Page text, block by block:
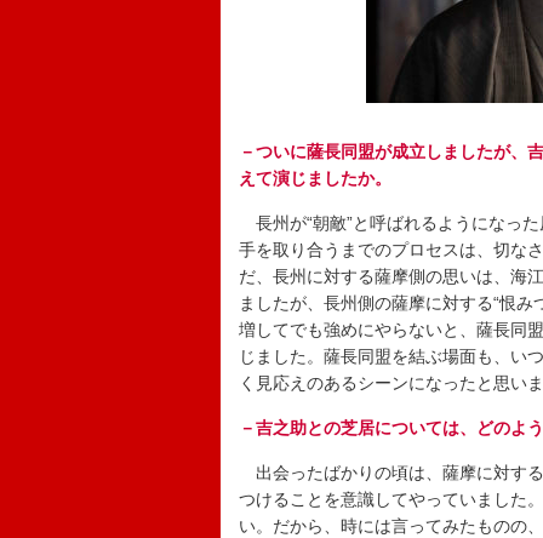
－ついに薩長同盟が成立しましたが、
えて演じましたか。
長州が“朝敵”と呼ばれるようになっ
手を取り合うまでのプロセスは、切な
だ、長州に対する薩摩側の思いは、海
ましたが、長州側の薩摩に対する“恨
増してでも強めにやらないと、薩長同
じました。薩長同盟を結ぶ場面も、い
く見応えのあるシーンになったと思い
－吉之助との芝居については、どのよ
出会ったばかりの頃は、薩摩に対す
つけることを意識してやっていました
い。だから、時には言ってみたものの